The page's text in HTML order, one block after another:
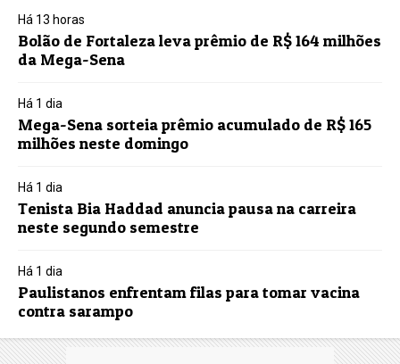
Há 13 horas
Bolão de Fortaleza leva prêmio de R$ 164 milhões
da Mega-Sena
Há 1 dia
Mega-Sena sorteia prêmio acumulado de R$ 165
milhões neste domingo
Há 1 dia
Tenista Bia Haddad anuncia pausa na carreira
neste segundo semestre
Há 1 dia
Paulistanos enfrentam filas para tomar vacina
contra sarampo